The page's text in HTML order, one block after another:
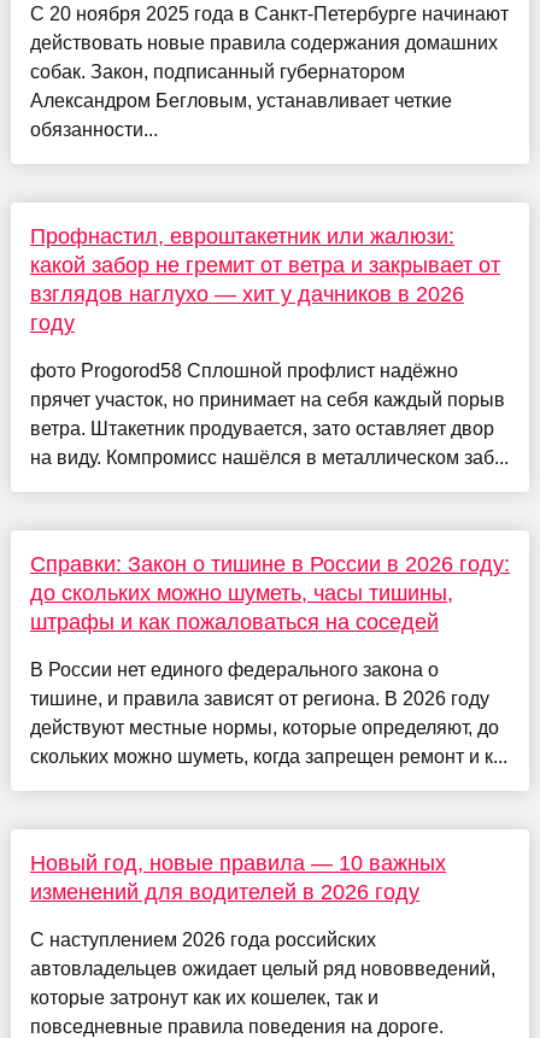
С 20 ноября 2025 года в Санкт-Петербурге начинают
действовать новые правила содержания домашних
собак. Закон, подписанный губернатором
Александром Бегловым, устанавливает четкие
обязанности...
Профнастил, евроштакетник или жалюзи:
какой забор не гремит от ветра и закрывает от
взглядов наглухо — хит у дачников в 2026
году
фото Progorod58 Сплошной профлист надёжно
прячет участок, но принимает на себя каждый порыв
ветра. Штакетник продувается, зато оставляет двор
на виду. Компромисс нашёлся в металлическом заб...
Справки: Закон о тишине в России в 2026 году:
до скольких можно шуметь, часы тишины,
штрафы и как пожаловаться на соседей
В России нет единого федерального закона о
тишине, и правила зависят от региона. В 2026 году
действуют местные нормы, которые определяют, до
скольких можно шуметь, когда запрещен ремонт и к...
Новый год, новые правила — 10 важных
изменений для водителей в 2026 году
С наступлением 2026 года российских
автовладельцев ожидает целый ряд нововведений,
которые затронут как их кошелек, так и
повседневные правила поведения на дороге.